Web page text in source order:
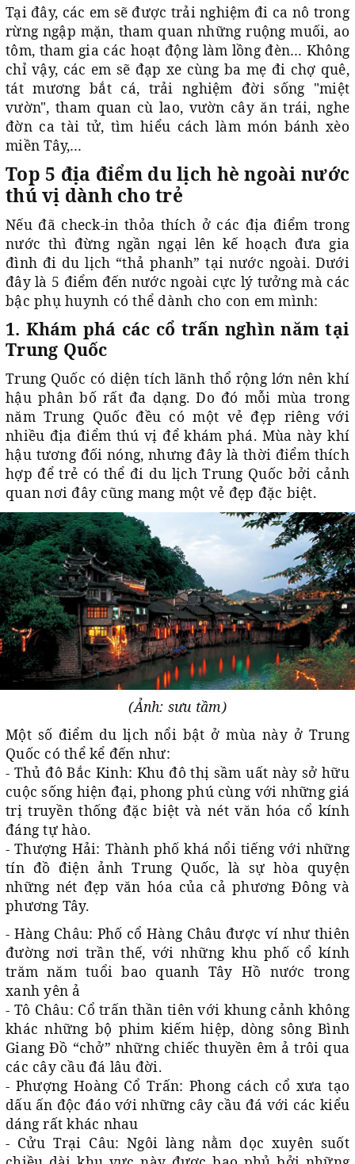
Tại đây, các em sẽ được trải nghiệm đi ca nô trong
rừng ngập mặn, tham quan những ruộng muối, ao
tôm, tham gia các hoạt động làm lồng đèn… Không
chỉ vậy, các em sẽ đạp xe cùng ba mẹ đi chợ quê,
tát mương bắt cá, trải nghiệm đời sống "miệt
vườn", tham quan cù lao, vườn cây ăn trái, nghe
đờn ca tài tử, tìm hiểu cách làm món bánh xèo
miền Tây,…
Top 5 địa điểm du lịch hè ngoài nước
thú vị dành cho trẻ
Nếu đã check-in thỏa thích ở các địa điểm trong
nước thì đừng ngần ngại lên kế hoạch đưa gia
đình đi du lịch “thả phanh” tại nước ngoài. Dưới
đây là 5 điểm đến nước ngoài cực lý tưởng mà các
bậc phụ huynh có thể dành cho con em mình:
1. Khám phá các cổ trấn nghìn năm tại
Trung Quốc
Trung Quốc có diện tích lãnh thổ rộng lớn nên khí
hậu phân bố rất đa dạng. Do đó mỗi mùa trong
năm Trung Quốc đều có một vẻ đẹp riêng với
nhiều địa điểm thú vị để khám phá. Mùa này khí
hậu tương đối nóng, nhưng đây là thời điểm thích
hợp để trẻ có thể đi du lịch Trung Quốc bởi cảnh
quan nơi đây cũng mang một vẻ đẹp đặc biệt.
(Ảnh: sưu tầm)
Một số điểm du lịch nổi bật ở mùa này ở Trung
Quốc có thể kể đến như:
- Thủ đô Bắc Kinh: Khu đô thị sầm uất này sở hữu
cuộc sống hiện đại, phong phú cùng với những giá
trị truyền thống đặc biệt và nét văn hóa cổ kính
đáng tự hào.
- Thượng Hải: Thành phố khá nổi tiếng với những
tín đồ điện ảnh Trung Quốc, là sự hòa quyện
những nét đẹp văn hóa của cả phương Đông và
phương Tây.
- Hàng Châu: Phố cổ Hàng Châu được ví như thiên
đường nơi trần thế, với những khu phố cổ kính
trăm năm tuổi bao quanh Tây Hồ nước trong
xanh yên ả
- Tô Châu: Cổ trấn thần tiên với khung cảnh không
khác những bộ phim kiếm hiệp, dòng sông Bình
Giang Đồ “chở” những chiếc thuyền êm ả trôi qua
các cây cầu đá lâu đời.
- Phượng Hoàng Cổ Trấn: Phong cách cổ xưa tạo
dấu ấn độc đáo với những cây cầu đá với các kiểu
dáng rất khác nhau
- Cửu Trại Câu: Ngôi làng nằm dọc xuyên suốt